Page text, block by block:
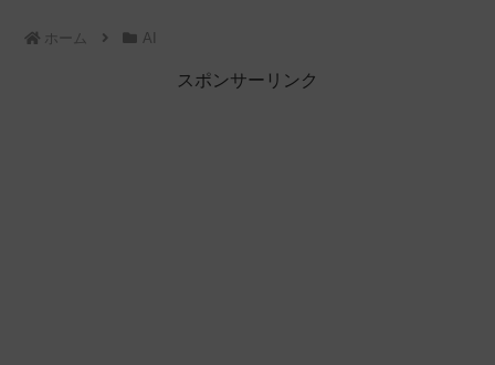
ホーム AI
スポンサーリンク